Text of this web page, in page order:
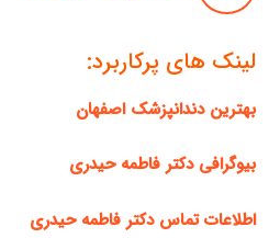
لینک های پرکاربرد:
بهترین دندانپزشک اصفهان
بیوگرافی دکتر فاطمه حیدری
اطلاعات تماس دکتر فاطمه حیدری